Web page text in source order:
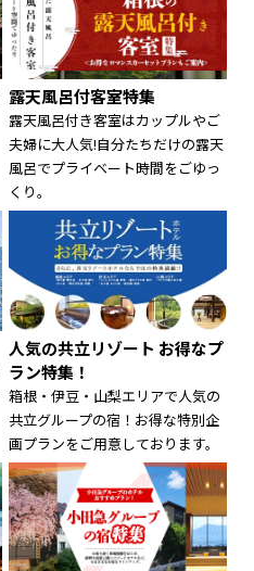
露天風呂付客室特集
露天風呂付き客室はカップルやご
夫婦に大人気!自分たちだけの露天
風呂でプライベート時間をごゆっ
くり。
人気の共立リゾート お得なプ
ラン特集！
箱根・伊豆・山梨エリアで人気の
共立グループの宿！お得な特別企
画プランをご用意しております。